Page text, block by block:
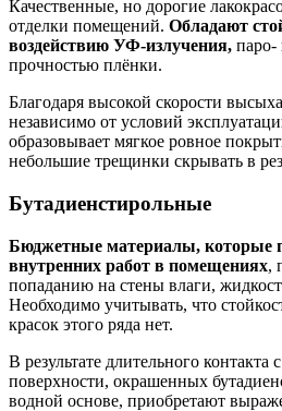
Качественные, но дорогие
отделки помещений. Обладают
воздействию УФ-излучения, паро-
прочностью плёнки.
Благодаря высокой скорости
независимо от условий
образовывает мягкое ровное
небольшие трещинки скрывать в
Бутадиенстирольные
Бюджетные материалы, которые
внутренних работ в помещениях,
попаданию на стены влаги,
Необходимо учитывать, что
красок этого ряда нет.
В результате длительного
поверхности, окрашенных
водной основе, приобретают